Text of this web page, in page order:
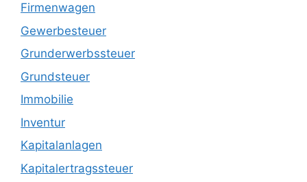
Firmenwagen
Gewerbesteuer
Grunderwerbssteuer
Grundsteuer
Immobilie
Inventur
Kapitalanlagen
Kapitalertragssteuer